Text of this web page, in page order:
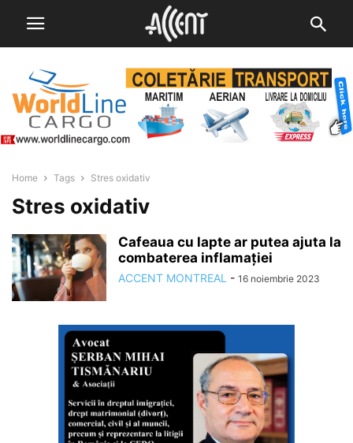
Home Tags Stres oxidativ
Stres oxidativ
Cafeaua cu lapte ar putea ajuta la
combaterea inflamației
ACCENT MONTREAL - 16 noiembrie 2023